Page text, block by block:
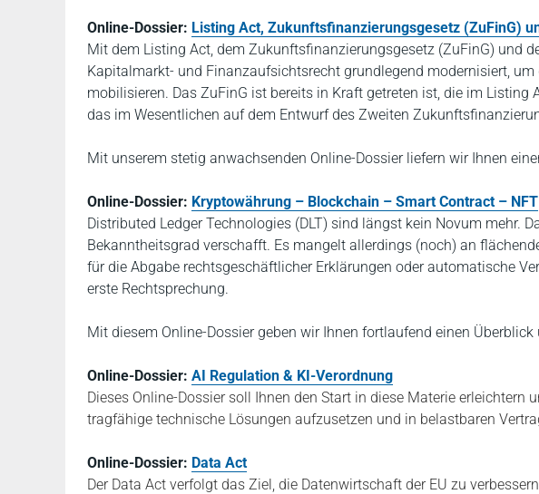
Online-Dossier: Listing Act, Zukunftsfinanzierungsgesetz (ZuFinG)
Mit dem Listing Act, dem Zukunftsfinanzierungsgesetz (ZuFinG) und
Kapitalmarkt- und Finanzaufsichtsrecht grundlegend modernisiert,
mobilisieren. Das ZuFinG ist bereits in Kraft getreten ist, die im
das im Wesentlichen auf dem Entwurf des Zweiten
Mit unserem stetig anwachsenden Online-Dossier liefern wir Ihnen
Online-Dossier: Kryptowährung – Blockchain – Smart Contract – NFT
Distributed Ledger Technologies (DLT) sind längst kein Novum mehr.
Bekanntheitsgrad verschafft. Es mangelt allerdings (noch) an
für die Abgabe rechtsgeschäftlicher Erklärungen oder automatische
erste Rechtsprechung.
Mit diesem Online-Dossier geben wir Ihnen fortlaufend einen
Online-Dossier: AI Regulation & KI-Verordnung
Dieses Online-Dossier soll Ihnen den Start in diese Materie
tragfähige technische Lösungen aufzusetzen und in belastbaren
Online-Dossier: Data Act
Der Data Act verfolgt das Ziel, die Datenwirtschaft der EU zu